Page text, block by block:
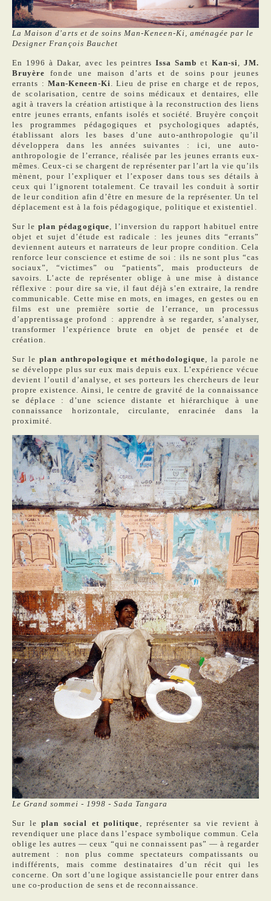
La Maison d'arts et de soins Man-Keneen-Ki, aménagée par le
Designer François Bauchet
En 1996 à Dakar, avec les peintresIssa Sambet Kan-si
JM.
Bruyère fonde une maison d’arts et de soins pour jeunes
errants : Man-Keneen-Ki
. Lieu de prise en charge et de repos,
de scolarisation, centre de soins médicaux et dentaires, elle
agit à travers la création artistique à la reconstruction des liens
entre jeunes errants, enfants isolés et société. Bruyère conçoit
les programmes pédagogiques et psychologiques adaptés,
établissant alors les bases d’une auto-anthropologie qu’il
développera dans les années suivantes : ici, une auto-
anthropologie de l’errance, réalisée par les jeunes errants eux-
mêmes. Ceux-ci se chargent de représenter par l’art la vie qu’ils
mènent, pour l’expliquer et l’exposer dans tous ses détails à
ceux qui l’ignorent totalement. Ce travail les conduit à sortir
de leur condition afin d’être en mesure de la représenter. Un tel
déplacement est à la fois pédagogique, politique et existentiel.
Sur le plan pédagogique , l’inversion du rapport habituel entre
objet et sujet d’étude est radicale : les jeunes dits “errants”
deviennent auteurs et narrateurs de leur propre condition. Cela
renforce leur conscience et estime de soi : ils ne sont plus “cas
sociaux”, “victimes” ou “patients”, mais producteurs de
savoirs. L’acte de représenter oblige à une mise à distance
réflexive : pour dire sa vie, il faut déjà s’en extraire, la rendre
communicable. Cette mise en mots, en images, en gestes ou en
films est une première sortie de l’errance, un processus
d’apprentissage profond : apprendre à se regarder, s’analyser,
transformer l’expérience brute en objet de pensée et de
création.
Sur le plan anthropologique et méthodologique , la parole ne
se développe plus sur eux mais depuis eux. L’expérience vécue
devient l’outil d’analyse, et ses porteurs les chercheurs de leur
propre existence. Ainsi, le centre de gravité de la connaissance
se déplace : d’une science distante et hiérarchique à une
connaissance horizontale, circulante, enracinée dans la
proximité.
Le Grand sommei - 1998 - Sada Tangara
Sur leplan social et politique
, représenter sa vie revient à
revendiquer une place dans l’espace symbolique commun. Cela
oblige les autres — ceux “qui ne connaissent pas” — à regarder
autrement : non plus comme spectateurs compatissants ou
indifférents, mais comme destinataires d’un récit qui les
concerne. On sort d’une logique assistancielle pour entrer dans
une co-production de sens et de reconnaissance.